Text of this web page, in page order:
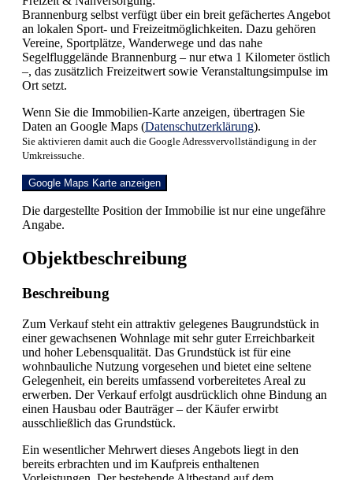
Brannenburg selbst verfügt über ein breit gefächertes Angebot
an lokalen Sport- und Freizeitmöglichkeiten. Dazu gehören
Vereine, Sportplätze, Wanderwege und das nahe
Segelfluggelände Brannenburg – nur etwa 1 Kilometer östlich
–, das zusätzlich Freizeitwert sowie Veranstaltungsimpulse im
Ort setzt.
Wenn Sie die Immobilien-Karte anzeigen, übertragen Sie
Daten an Google Maps (Datenschutzerklärung).
Sie aktivieren damit auch die Google Adressvervollständigung in der
Umkreissuche.
Google Maps Karte anzeigen
Die dargestellte Position der Immobilie ist nur eine ungefähre
Angabe.
Objekt­beschreibung
Beschreibung
Zum Verkauf steht ein attraktiv gelegenes Baugrundstück in
einer gewachsenen Wohnlage mit sehr guter Erreichbarkeit
und hoher Lebensqualität. Das Grundstück ist für eine
wohnbauliche Nutzung vorgesehen und bietet eine seltene
Gelegenheit, ein bereits umfassend vorbereitetes Areal zu
erwerben. Der Verkauf erfolgt ausdrücklich ohne Bindung an
einen Hausbau oder Bauträger – der Käufer erwirbt
ausschließlich das Grundstück.
Ein wesentlicher Mehrwert dieses Angebots liegt in den
bereits erbrachten und im Kaufpreis enthaltenen